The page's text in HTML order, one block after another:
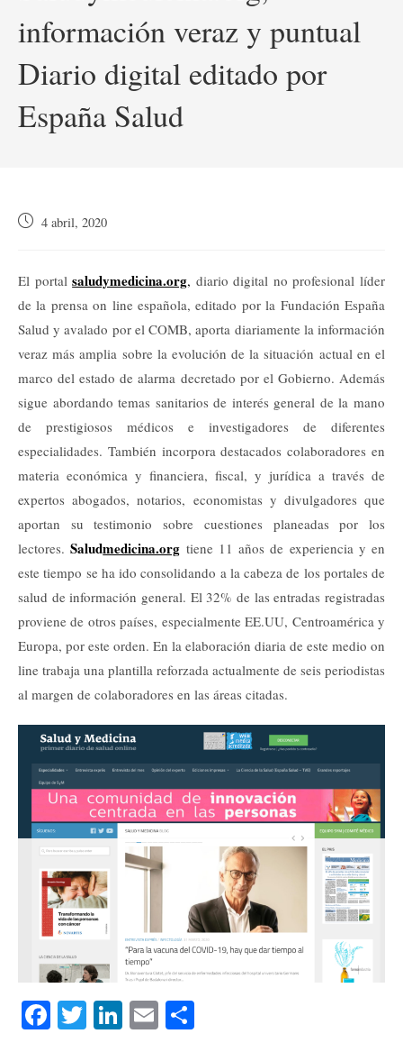
información veraz y puntual
Diario digital editado por
España Salud
Publicación
entrada:
4 abril, 2020
El portalsaludymedicina.org, diario digital no profesional líder
de la prensa on line española, editado por la Fundación España
Salud y avalado por el COMB, aporta diariamente la información
veraz más amplia sobre la evolución de la situación actual en el
marco del estado de alarma decretado por el Gobierno. Además
sigue abordando temas sanitarios de interés general de la mano
de prestigiosos médicos e investigadores de diferentes
especialidades. También incorpora destacados colaboradores en
materia económica y financiera, fiscal, y jurídica a través de
expertos abogados, notarios, economistas y divulgadores que
aportan su testimonio sobre cuestiones planeadas por los
lectores.Saludmedicina.org tiene 11 años de experiencia y en
este tiempo se ha ido consolidando a la cabeza de los portales de
salud de información general. El 32% de las entradas registradas
proviene de otros países, especialmente EE.UU, Centroamérica y
Europa, por este orden. En la elaboración diaria de este medio on
line trabaja una plantilla reforzada actualmente de seis periodistas
al margen de colaboradores en las áreas citadas.
Fa T Li E